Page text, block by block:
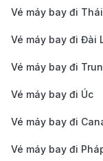
nhiều điểm
Xe Ôm hoặc
chuyển một
giúp bạn linh
Kinh
Đồng Hới đi
Vé máy bay đi
Vé máy bay đi Đài
Vé máy bay đi
Vé máy bay đi Úc
Vé máy bay đi
Vé máy bay đi